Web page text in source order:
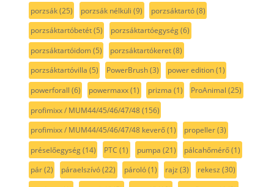
porzsák(25) porzsák nélküli (9) porzsáktartó(8)
porzsáktartóbetét(5) porzsáktartóegység(6)
porzsáktartóidom(5) porzsáktartókeret(8)
porzsáktartóvilla (5) PowerBrush(3) power edition(1)
powerforall (6) powermaxx(1) prizma (1) ProAnimal (25)
profimixx / MUM44/45/46/47/48(156)
profimixx / MUM44/45/46/47/48 keverő(1) propeller(3)
préselőegység(14) PTC (1) pumpa (21) pálcahőmérő(1)
pár(2) páraelszívó(22) pároló(1) rajz (3) rekesz (30)